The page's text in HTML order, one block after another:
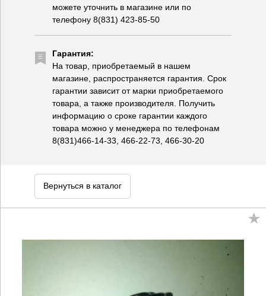
можете уточнить в магазине или по
телефону 8(831) 423-85-50
Гарантия:
На товар, приобретаемый в нашем
магазине, распространяется гарантия. Срок
гарантии зависит от марки приобретаемого
товара, а также производителя. Получить
информацию о сроке гарантии каждого
товара можно у менеджера по телефонам
8(831)466-14-33, 466-22-73, 466-30-20
Вернуться в каталог